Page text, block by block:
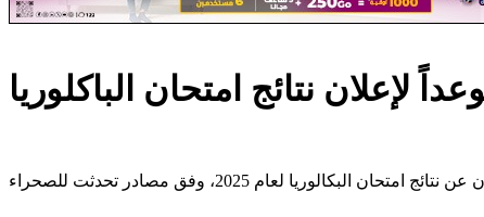
لإعلان نتائج امتحان الباكلوريا